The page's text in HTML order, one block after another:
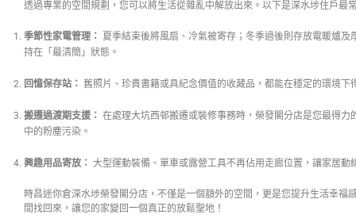
透過專業的空間規劃，您可以將生活從雜亂中解放出來。以下是深水埗住戶最
季節性家電管理： 夏季結束後將風扇、冷氣被寄存；冬季過後則存放電暖爐及
持在「最清簡」狀態。
回憶保存站： 舊照片、珍貴書籍或具紀念價值的收藏品，都能在穩定的環境下
搬遷過渡期支援： 在處理大坑西邨搬遷或裝修事務時，榮發閣分店是您最得力
中的粉塵污染。
興趣用品寄放： 大型運動裝備、單車或露營工具不再佔用走廊位置，讓家居動
時昌迷你倉深水埗榮發閣分店，不僅是一個額外的空間，更是您提升生活幸福
間找回來，讓您的家變回一個真正的放鬆聖地！